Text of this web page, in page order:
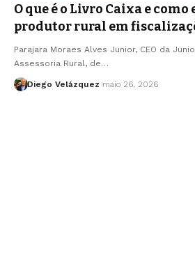
O que é o Livro Caixa e como
produtor rural em
Parajara Moraes Alves Junior, CEO da
Assessoria Rural, de…
Diego Velázquez maio 26, 2026